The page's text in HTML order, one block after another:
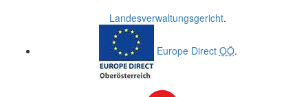
Landesverwaltungsgericht.
Europe Direct OÖ.